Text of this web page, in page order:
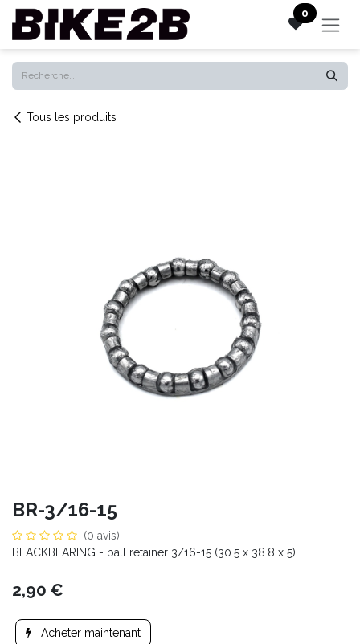
Se rendre au contenu 0
Tous les produits
BR-3/16-15
(0 avis)
BLACKBEARING - ball retainer 3/16-15 (30.5 x 38.8 x 5)
2,90 €
Acheter maintenant